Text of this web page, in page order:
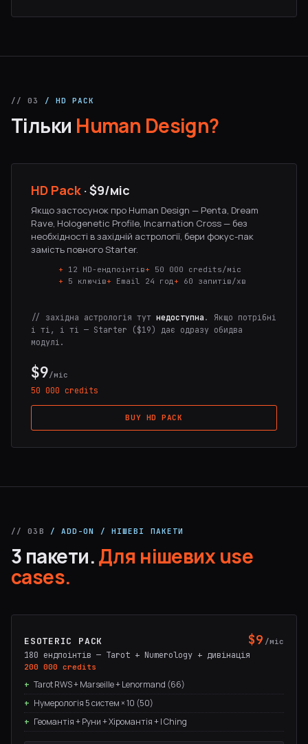
// 03 / HD PACK
Тільки Human Design?
HD Pack ·$9/міс
Якщо застосунок про Human Design — Penta, Dream
Rave, Hologenetic Profile, Incarnation Cross — без
необхідності в західній астрології, бери фокус-пак
замість повного Starter.
12 HD-ендпоінтів
50 000 credits/міс
5 ключів
Email 24 год 60 запитів/хв
// західна астрологія тут недоступна . Якщо потрібні
і ті, і ті — Starter ($19) дає одразу обидва
модулі.
$9/міс
50 000 credits
BUY HD PACK
// 03B / ADD-ON / НІШЕВІ ПАКЕТИ
3 пакети.Для нішевих use
cases.
ESOTERIC PACK $9 /міс
180 ендпоінтів — Tarot + Numerology + дивінація
200 000 credits
Tarot RWS + Marseille + Lenormand (66)
Нумерологія 5 систем × 10 (50)
Геомантія + Руни + Хіромантія + I Ching